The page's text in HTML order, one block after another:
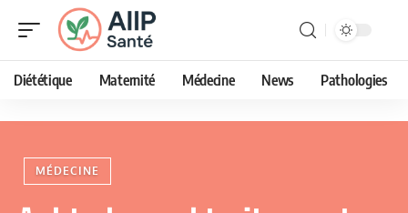
Diététique Maternité Médecine News Pathologies
MÉDECINE